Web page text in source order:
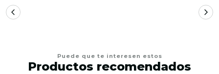
Puede que te interesen estos
Productos recomendados